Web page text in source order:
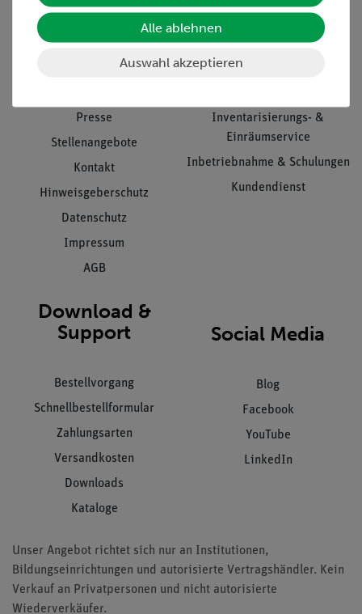
Informationen
Unternehmen
Presse
Stellenangebote
Kontakt
Hinweisgeberschutz
Datenschutz
Impressum
AGB
Service
Übersicht Service
Inventarisierungs- &
Einräumservice
Inbetriebnahme & Schulungen
Kundendienst
Download &
Support
Bestellvorgang
Schnellbestellformular
Zahlungsarten
Versandkosten
Downloads
Kataloge
Social Media
Blog
Facebook
YouTube
LinkedIn
Unser Angebot richtet sich nur an Institutionen,
Bildungseinrichtungen und autorisierte Vertragshändler. Kein
Verkauf an Privatpersonen und nicht autorisierte
Wiederverkäufer.
Alle ablehnen
Auswahl akzeptieren